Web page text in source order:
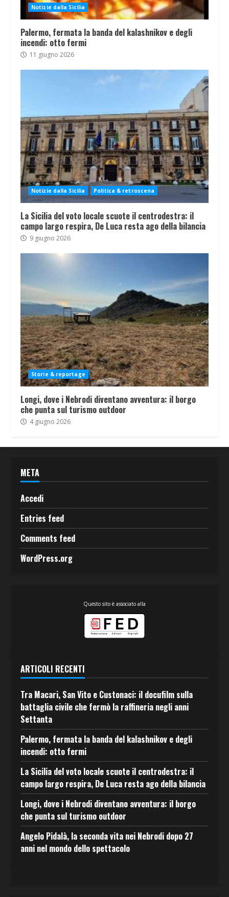
Notizie dalla Sicilia
Palermo, fermata la banda del kalashnikov e degli
incendi: otto fermi
11 giugno 2026
Notizie dalla Sicilia Politica & retroscena
La Sicilia del voto locale scuote il centrodestra: il
campo largo respira, De Luca resta ago della bilancia
9 giugno 2026
Storie & reportage
Longi, dove i Nebrodi diventano avventura: il borgo
che punta sul turismo outdoor
4 giugno 2026
META
Accedi
Entries feed
Comments feed
WordPress.org
Questo sito è associato alla
ARTICOLI RECENTI
Tra Macari, San Vito e Custonaci: il docufilm sulla
battaglia civile che fermò la raffineria negli anni
Settanta
Palermo, fermata la banda del kalashnikov e degli
incendi: otto fermi
La Sicilia del voto locale scuote il centrodestra: il
campo largo respira, De Luca resta ago della bilancia
Longi, dove i Nebrodi diventano avventura: il borgo
che punta sul turismo outdoor
Angelo Pidalà, la seconda vita nei Nebrodi dopo 27
anni nel mondo dello spettacolo